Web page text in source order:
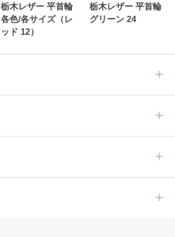
栃木レザー 平首輪
各色/各サイズ（レ
ッド 12）
栃木レザー 平首輪
グリーン 24